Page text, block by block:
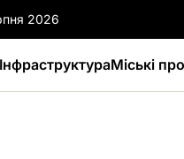
2026
ІнфраструктураМіські